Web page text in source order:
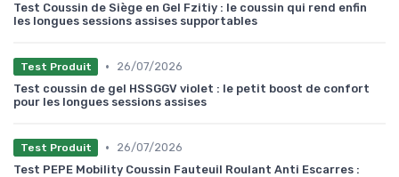
Test Coussin de Siège en Gel Fzitiy : le coussin qui rend enfin
les longues sessions assises supportables
Test Produit •
26/07/2026
Test coussin de gel HSSGGV violet : le petit boost de confort
pour les longues sessions assises
Test Produit •
26/07/2026
Test PEPE Mobility Coussin Fauteuil Roulant Anti Escarres :